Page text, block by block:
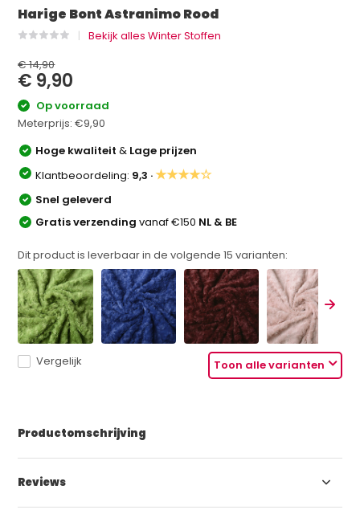
Harige Bont Astranimo Rood
Bekijk alles Winter Stoffen
€ 14,90
€ 9,90
Op voorraad
Meterprijs:€9,90
Hoge kwaliteit& Lage prijzen
Klantbeoordeling: 9,3 ·★★★★☆
Snel geleverd
Gratis verzendingvanaf €150 NL & BE
Dit product is leverbaar in de volgende15 varianten:
Toon alle varianten
Vergelijk
Productomschrijving
Reviews